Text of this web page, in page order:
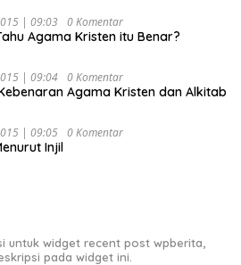
| 09:03 0 Komentar
Agama Kristen itu Benar?
| 09:04 0 Komentar
Agama Kristen dan Alkitab
| 09:05 0 Komentar
Injil
untuk widget recent post wpberita,
pada widget ini.